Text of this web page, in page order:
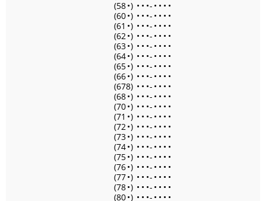
(58•) • • •- • • • •
(60•) • • •- • • • •
(61 •) • • •- • • • •
(62•) • • •- • • • •
(63•) • • •- • • • •
(64•) • • •- • • • •
(65•) • • •- • • • •
(66•) • • •- • • • •
(678) • • •- • • • •
(68•) • • •- • • • •
(70•) • • •- • • • •
(71 •) • • •- • • • •
(72•) • • •- • • • •
(73•) • • •- • • • •
(74•) • • •- • • • •
(75•) • • •- • • • •
(76•) • • •- • • • •
(77•) • • •- • • • •
(78•) • • •- • • • •
(80•) • • •- • • • •